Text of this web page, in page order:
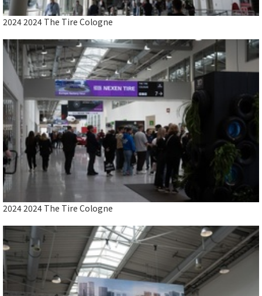
2024 2024 The Tire Cologne
2024 2024 The Tire Cologne
2024 2024 The Tire Cologne
Close
2024 2024 The Tire Cologne
Close